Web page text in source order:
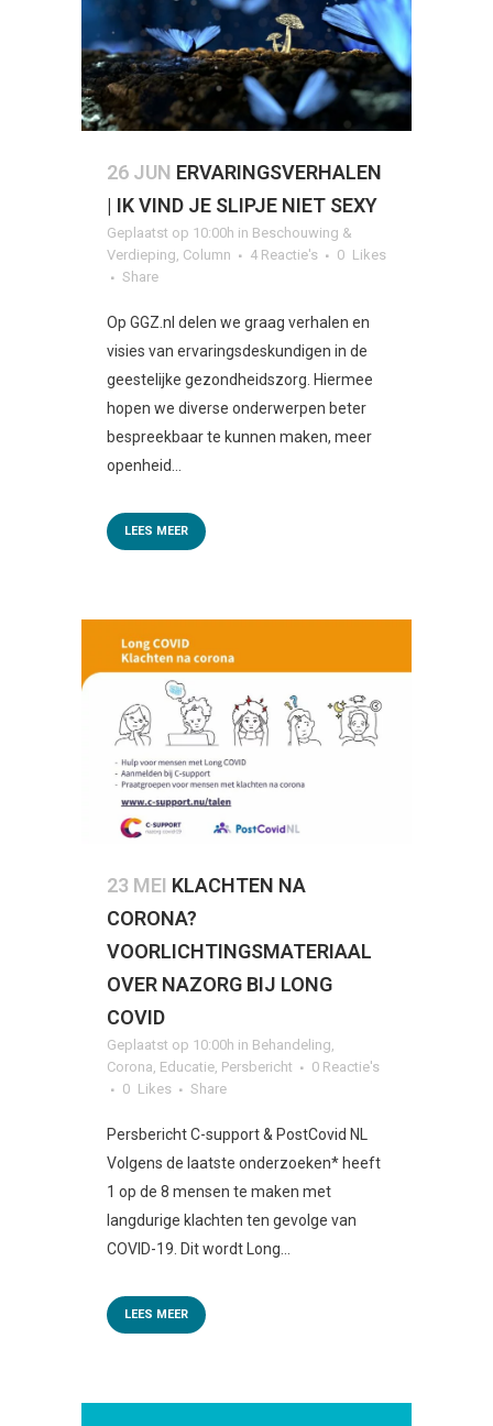
26 JUN ERVARINGSVERHALEN
| IK VIND JE SLIPJE NIET SEXY
Geplaatst op 10:00h in Beschouwing &
Verdieping Column 4 Reactie's 0 Likes
Share
Op GGZ.nl delen we graag verhalen en
visies van ervaringsdeskundigen in de
geestelijke gezondheidszorg. Hiermee
hopen we diverse onderwerpen beter
bespreekbaar te kunnen maken, meer
openheid...
LEES MEER
23 MEI KLACHTEN NA
CORONA?
VOORLICHTINGSMATERIAAL
OVER NAZORG BIJ LONG
COVID
Geplaatst op 10:00h in Behandeling,
Corona, Educatie, Persbericht
0 Reactie's
0 Likes Share
Persbericht C-support & PostCovid NL
Volgens de laatste onderzoeken* heeft
1 op de 8 mensen te maken met
langdurige klachten ten gevolge van
COVID-19. Dit wordt Long...
LEES MEER